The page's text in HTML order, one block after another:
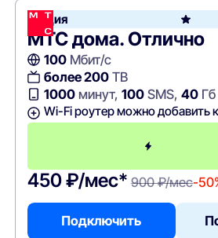
Акция
МТС дома. Отлично
100Мбит/с
более 200ТВ
1000минут, 100SMS, 40Гб
Wi-Fi роутер можно добавить
450 ₽/мес* 900 ₽/мес-
Подключить